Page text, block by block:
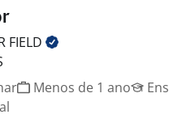
FIELD
Menos de 1 ano